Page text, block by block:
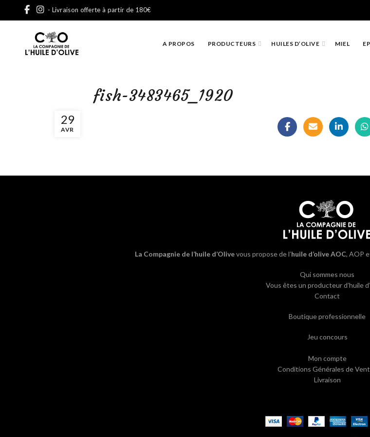
- Livraison offerte à partir de 180€
A PROPOS PRODUCTEURS HUILES D’OLIVE MIEL
29
AVR
fish-3483465_1920
La Compagnie de l’huile d’Olivevous propose de l’huile d’olive AOC, AOP
Qui sommes nous
Vous êtes un producteur d’huile
Contact
Boutique professionnelle
Jeu concours
Mon compte
Conditions Générales de
Livraison